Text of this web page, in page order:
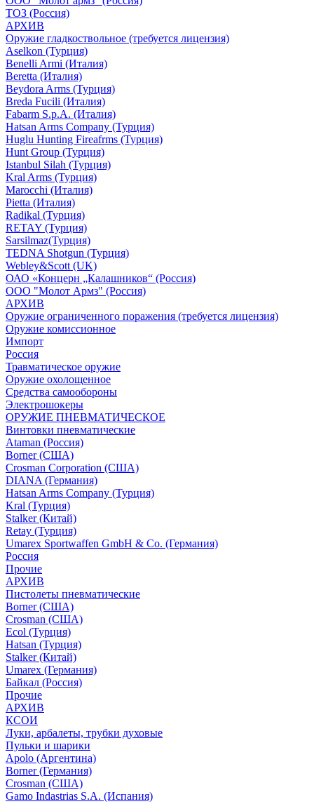
ТОЗ (Россия)
АРХИВ
Оружие гладкоствольное (требуется лицензия)
Aselkon (Турция)
Benelli Armi (Италия)
Beretta (Италия)
Beydora Arms (Турция)
Breda Fucili (Италия)
Fabarm S.p.A. (Италия)
Hatsan Arms Company (Турция)
Huglu Hunting Fireafrms (Турция)
Hunt Group (Турция)
Istanbul Silah (Турция)
Kral Arms (Турция)
Marocchi (Италия)
Pietta (Италия)
Radikal (Турция)
RETAY (Турция)
Sarsilmaz(Турция)
TEDNA Shotgun (Турция)
Webley&Scott (UK)
ОАО «Концерн „Калашников“ (Россия)
ООО "Молот Армз" (Россия)
АРХИВ
Оружие ограниченного поражения (требуется лицензия)
Оружие комиссионное
Импорт
Россия
Травматическое оружие
Оружие охолощенное
Средства самообороны
Электрошокеры
ОРУЖИЕ ПНЕВМАТИЧЕСКОЕ
Винтовки пневматические
Ataman (Россия)
Borner (США)
Crosman Corporation (США)
DIANA (Германия)
Hatsan Arms Company (Турция)
Kral (Турция)
Stalker (Китай)
Retay (Турция)
Umarex Sportwaffen GmbH & Co. (Германия)
Россия
Прочие
АРХИВ
Пистолеты пневматические
Borner (США)
Crosman (США)
Ecol (Турция)
Hatsan (Турция)
Stalker (Китай)
Umarex (Германия)
Байкал (Россия)
Прочие
АРХИВ
КСОИ
Луки, арбалеты, трубки духовые
Пульки и шарики
Apolo (Аргентина)
Borner (Германия)
Crosman (США)
Gamo Indastrias S.A. (Испания)